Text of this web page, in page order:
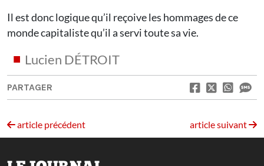
Il est donc logique qu’il reçoive les hommages de ce
monde capitaliste qu’il a servi toute sa vie.
Lucien DÉTROIT
PARTAGER
article précédent article suivant